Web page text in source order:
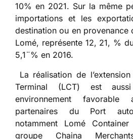
10% en 2021. Sur la même
importations et les
destination ou en provenance
Lomé, représente 12, 21, %
5,1¨% en 2016.
La réalisation de
Terminal (LCT) est
environnement
partenaires du Port
notamment Lomé
groupe Chaina